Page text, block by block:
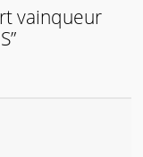
vainqueur